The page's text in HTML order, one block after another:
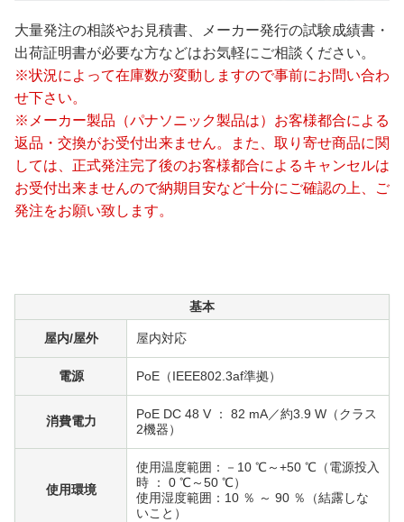
大量発注の相談やお見積書、メーカー発行の試験成績書・
出荷証明書が必要な方などはお気軽にご相談ください。
※状況によって在庫数が変動しますので事前にお問い合わ
せ下さい。
※メーカー製品（パナソニック製品は）お客様都合による
返品・交換がお受付出来ません。また、取り寄せ商品に関
しては、正式発注完了後のお客様都合によるキャンセルは
お受付出来ませんので納期目安など十分にご確認の上、ご
発注をお願い致します。
基本
屋内/屋外 屋内対応
電源 PoE（IEEE802.3af準拠）
消費電力
PoE DC 48 V ： 82 mA／約3.9 W（クラス
2機器）
使用環境
使用温度範囲：－10 ℃～+50 ℃（電源投入
時 ： 0 ℃～50 ℃）
使用湿度範囲：10 ％ ～ 90 ％（結露しな
いこと）